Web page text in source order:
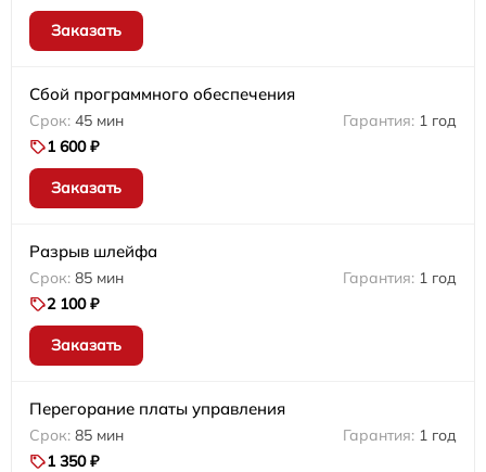
Заказать
Сбой программного обеспечения
45 мин
1 год
1 600 ₽
Заказать
Разрыв шлейфа
85 мин
1 год
2 100 ₽
Заказать
Перегорание платы управления
85 мин
1 год
1 350 ₽